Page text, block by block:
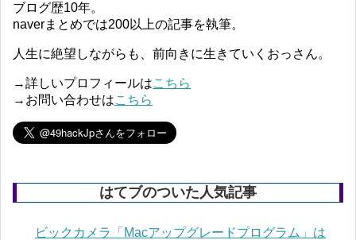
ブログ歴10年。
naverまとめでは200以上の記事を執筆。
人生に絶望しながらも、前向きに生きていくおっさん。
→詳しいプロフィールはこちら
→お問い合わせはこちら
はてブのついた人気記事
ビックカメラ「Macアップグレードプログラム」は